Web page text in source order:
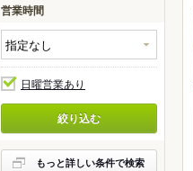
営業時間
日曜営業あり
絞り込む
もっと詳しい条件で検索